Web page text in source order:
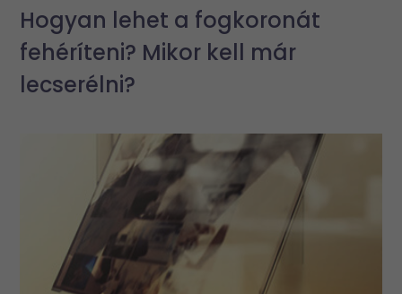
Hogyan lehet a fogkoronát
fehéríteni? Mikor kell már
lecserélni?